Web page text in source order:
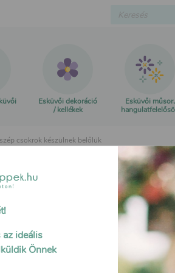
Esküvői dekoráció
/ kellékek
Esküvői műsor,
csokrok készülnek belőlük
ideális
Önnek